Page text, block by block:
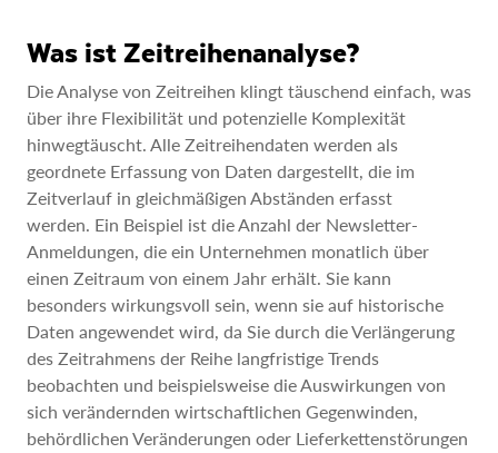
Was ist Zeitreihenanalyse?
Die Analyse von Zeitreihen klingt täuschend einfach, was
über ihre Flexibilität und potenzielle Komplexität
hinwegtäuscht. Alle Zeitreihendaten werden als
geordnete Erfassung von Daten dargestellt, die im
Zeitverlauf in gleichmäßigen Abständen erfasst
werden. Ein Beispiel ist die Anzahl der Newsletter-
Anmeldungen, die ein Unternehmen monatlich über
einen Zeitraum von einem Jahr erhält. Sie kann
besonders wirkungsvoll sein, wenn sie auf historische
Daten angewendet wird, da Sie durch die Verlängerung
des Zeitrahmens der Reihe langfristige Trends
beobachten und beispielsweise die Auswirkungen von
sich verändernden wirtschaftlichen Gegenwinden,
behördlichen Veränderungen oder Lieferkettenstörungen